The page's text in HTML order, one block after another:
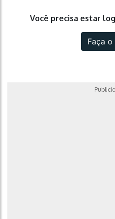
Você precisa estar
Faça